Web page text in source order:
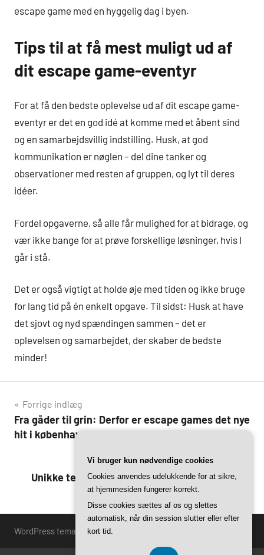
escape game med en hyggelig dag i byen.
Tips til at få mest muligt ud af
dit escape game-eventyr
For at få den bedste oplevelse ud af dit escape game-
eventyr er det en god idé at komme med et åbent sind
og en samarbejdsvillig indstilling. Husk, at god
kommunikation er nøglen – del dine tanker og
observationer med resten af gruppen, og lyt til deres
idéer.
Fordel opgaverne, så alle får mulighed for at bidrage, og
vær ikke bange for at prøve forskellige løsninger, hvis I
går i stå.
Det er også vigtigt at holde øje med tiden og ikke bruge
for lang tid på én enkelt opgave. Til sidst: Husk at have
det sjovt og nyd spændingen sammen – det er
oplevelsen og samarbejdet, der skaber de bedste
minder!
Indlægsnavigation
Forrige indlæg
Fra gåder til grin: Derfor er escape games det nye
hit i københavn
Næste indlæg
Unikke temaer og historier: Oplev københavns
mest kreative escape games
WordPress tema: Harrison by ThemeZee.
Vi bruger kun nødvendige cookies
Cookies anvendes udelukkende for at sikre,
at hjemmesiden fungerer korrekt.
Disse cookies sættes af os og slettes
automatisk, når din session slutter eller efter
kort tid.